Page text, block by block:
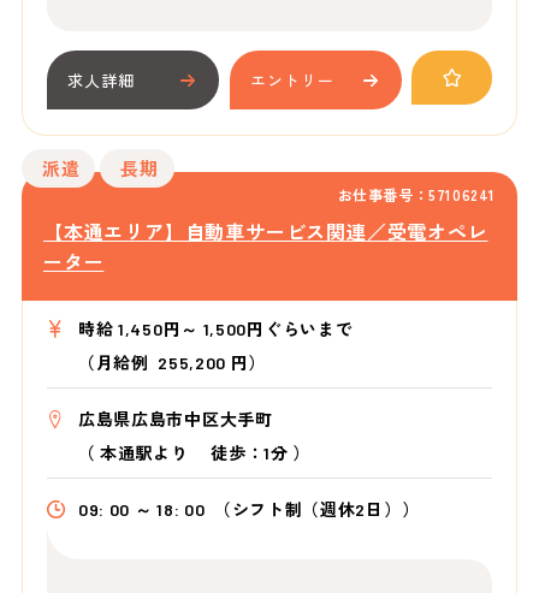
求人詳細 エントリー
お仕事番号：57106241
派遣 長期
【本通エリア】自動車サービス関連／受電オペレ
ーター
時給 1,450円～ 1,500円ぐらいまで
（月給例 255,200 円）
広島県広島市中区大手町
（本通駅より徒歩：1分 ）
09: 00 ～ 18: 00 （シフト制（週休2日））